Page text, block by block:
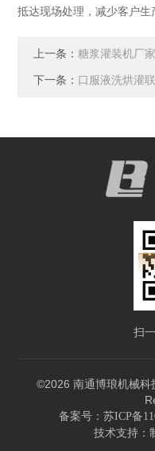
抵达现场处理，减少客户生
上一条： 糖浆灌装机厂
下一条： 口服液洗烘灌
扫
©2026 南通博琅机械科
备案号：苏ICP备
技术支持：